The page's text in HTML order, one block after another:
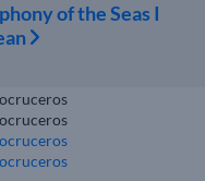
of the Seas I